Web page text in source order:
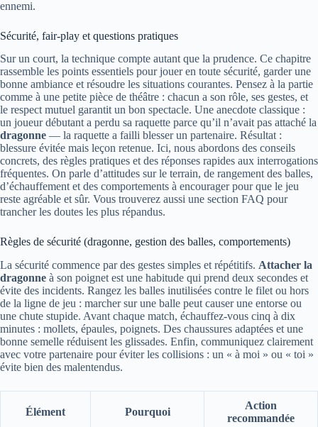
ennemi.
Sécurité, fair-play et questions pratiques
Sur un court, la technique compte autant que la prudence. Ce chapitre
rassemble les points essentiels pour jouer en toute sécurité, garder une
bonne ambiance et résoudre les situations courantes. Pensez à la partie
comme à une petite pièce de théâtre : chacun a son rôle, ses gestes, et
le respect mutuel garantit un bon spectacle. Une anecdote classique :
un joueur débutant a perdu sa raquette parce qu’il n’avait pas attaché la
dragonne — la raquette a failli blesser un partenaire. Résultat :
blessure évitée mais leçon retenue. Ici, nous abordons des conseils
concrets, des règles pratiques et des réponses rapides aux interrogations
fréquentes. On parle d’attitudes sur le terrain, de rangement des balles,
d’échauffement et des comportements à encourager pour que le jeu
reste agréable et sûr. Vous trouverez aussi une section FAQ pour
trancher les doutes les plus répandus.
Règles de sécurité (dragonne, gestion des balles, comportements)
La sécurité commence par des gestes simples et répétitifs. Attacher la
dragonne à son poignet est une habitude qui prend deux secondes et
évite des incidents. Rangez les balles inutilisées contre le filet ou hors
de la ligne de jeu : marcher sur une balle peut causer une entorse ou
une chute stupide. Avant chaque match, échauffez-vous cinq à dix
minutes : mollets, épaules, poignets. Des chaussures adaptées et une
bonne semelle réduisent les glissades. Enfin, communiquez clairement
avec votre partenaire pour éviter les collisions : un « à moi » ou « toi »
évite bien des malentendus.
Élément Pourquoi
Action
recommandée